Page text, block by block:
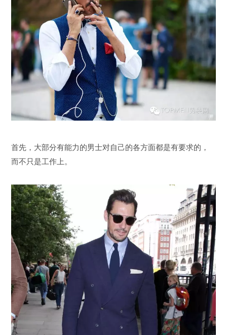
首先，大部分有能力的男士对自己的各方面都是有要求的，
而不只是工作上。